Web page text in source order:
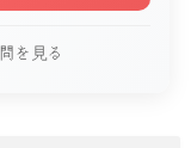
を見る